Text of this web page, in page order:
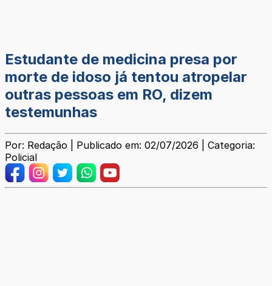
Estudante de medicina presa por
morte de idoso já tentou atropelar
outras pessoas em RO, dizem
testemunhas
Por: Redação | Publicado em: 02/07/2026 | Categoria:
Policial